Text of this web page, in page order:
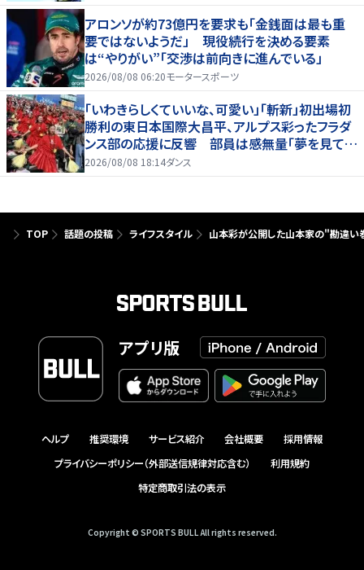
アロンソが約73億円を要求も「金銭面は最も重
要ではないようだ」 現役続行を決める要素
は“やりがい”「交渉は前向きに進んでいる」
2026/08/08 06:20モータースポーツ
「いわきらしくていいな、可愛い」「斬新」初出場初
勝利の東日本国際大昌平、アルプス彩ったフラダ
ンス部の応援に反響 部員は感無量「夢を見てい
るよう」
2026/08/08 18:14ダンス
TOP 話題の投稿 ライフスタイル 山本彩が公開した山本家の"勘違い
アプリ版
ヘルプ 推奨環境 サービス紹介 会社概要
採用情報
プライバシーポリシー（外部送信規律対応含む）
利用規約
特定商取引法の表示
Copyright © SPORTS BULL All rights reserved.